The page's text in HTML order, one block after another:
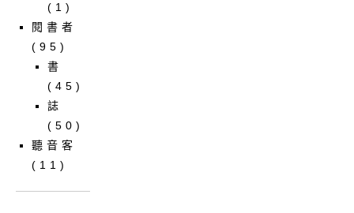
(1)
閱書者
(95)
書
(45)
誌
(50)
聽音客
(11)